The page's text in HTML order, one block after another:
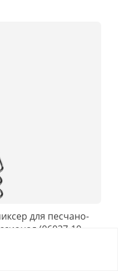
для песчано-
(06037-10-